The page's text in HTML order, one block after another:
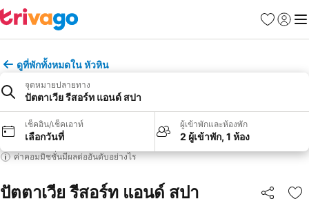
รายการโป
เข้าสู่ร
เมนู
ดูที่พักทั้งหมดใน หัวหิน
จุดหมายปลายทาง
ปัตตาเวีย รีสอร์ท แอนด์ สปา
เช็คอิน/เช็คเอาท์
เลือกวันที่
ผู้เข้าพักและห้องพัก
2 ผู้เข้าพัก, 1 ห้อง
ค่าคอมมิชชั่นมีผลต่ออันดับอย่างไร
ปัตตาเวีย รีสอร์ท แอนด์ สปา แชร์
เ